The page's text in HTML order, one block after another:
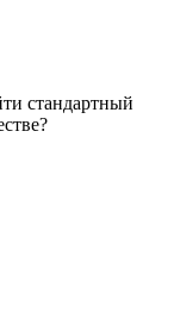
стандартный